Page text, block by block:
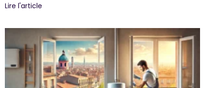
Lire l'article